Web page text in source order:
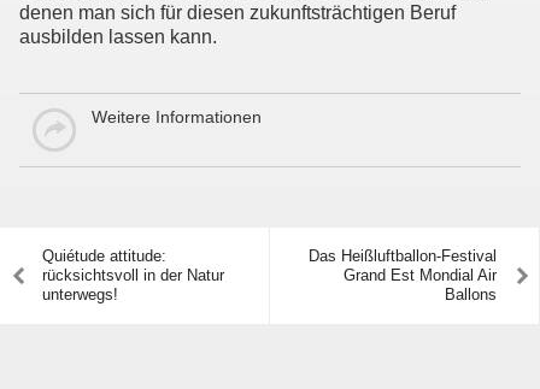
denen man sich für diesen zukunftsträchtigen Beruf
ausbilden lassen kann.
Weitere Informationen
Quiétude attitude:
rücksichtsvoll in der Natur
unterwegs!
Das Heißluftballon-Festival
Grand Est Mondial Air
Ballons